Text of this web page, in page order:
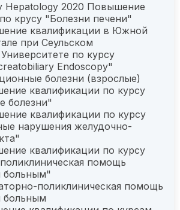
Hepatology 2020 Повышение
крусу "Болезни печени"
квалификации в Южной
при Сеульском
по курсу
Endoscopy"
болезни (взрослые)
квалификации по курсу
болезни"
квалификации по курсу
нарушения желудочно-
квалификации по курсу
помощь
больным"
поликлиническая помощь
больным